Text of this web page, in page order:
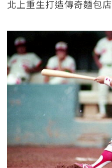
北上重生打造傳奇麵包店